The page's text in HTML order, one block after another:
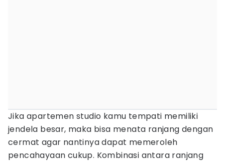
Jika apartemen studio kamu tempati memiliki
jendela besar, maka bisa menata ranjang dengan
cermat agar nantinya dapat memeroleh
pencahayaan cukup. Kombinasi antara ranjang